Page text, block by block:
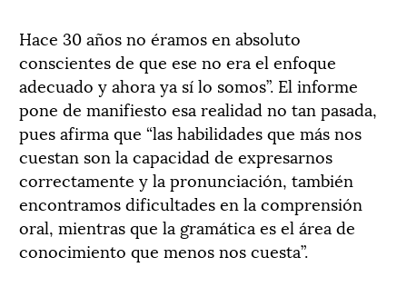
Hace 30 años no éramos en absoluto
conscientes de que ese no era el enfoque
adecuado y ahora ya sí lo somos”. El informe
pone de manifiesto esa realidad no tan pasada,
pues afirma que “las habilidades que más nos
cuestan son la capacidad de expresarnos
correctamente y la pronunciación, también
encontramos dificultades en la comprensión
oral, mientras que la gramática es el área de
conocimiento que menos nos cuesta”.